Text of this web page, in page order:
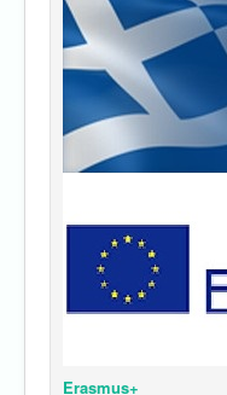
Erasmus+